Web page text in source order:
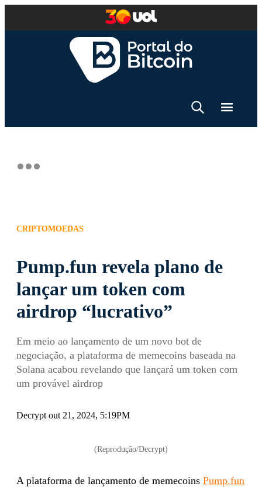
CRIPTOMOEDAS
Pump.fun revela plano de
lançar um token com
airdrop “lucrativo”
Em meio ao lançamento de um novo bot de
negociação, a plataforma de memecoins baseada na
Solana acabou revelando que lançará um token com
um provável airdrop
Decrypt out 21, 2024, 5:19PM
(Reprodução/Decrypt)
A plataforma de lançamento de memecoins Pump.fun